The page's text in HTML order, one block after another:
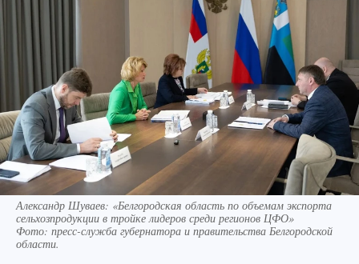
Александр Шуваев: «Белгородская область по объемам экспорта
сельхозпродукции в тройке лидеров среди регионов ЦФО»
Фото: пресс-служба губернатора и правительства Белгородской
области.